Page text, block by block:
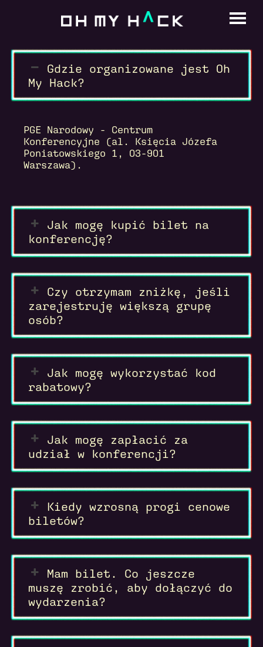
Gdzie organizowane jest Oh
My Hack?
PGE Narodowy - Centrum
Konferencyjne (al. Księcia Józefa
Poniatowskiego 1, 03-901
Warszawa).
Jak mogę kupić bilet na
konferencję?
Czy otrzymam zniżkę, jeśli
zarejestruję większą grupę
osób?
Jak mogę wykorzystać kod
rabatowy?
Jak mogę zapłacić za
udział w konferencji?
Kiedy wzrosną progi cenowe
biletów?
Mam bilet. Co jeszcze
muszę zrobić, aby dołączyć do
wydarzenia?